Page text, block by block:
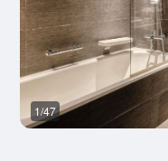
1/47